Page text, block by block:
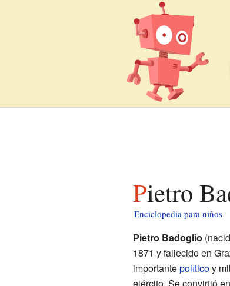
Pietro
Enciclopedia para niños
Pietro Badoglio
1871 y fallecido en
importantepolíticoy